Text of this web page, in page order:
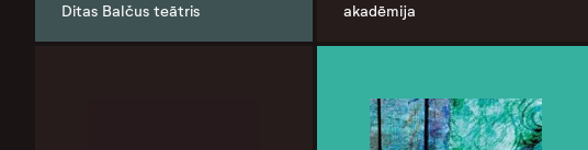
Ditas Balčus teātris
akadēmija